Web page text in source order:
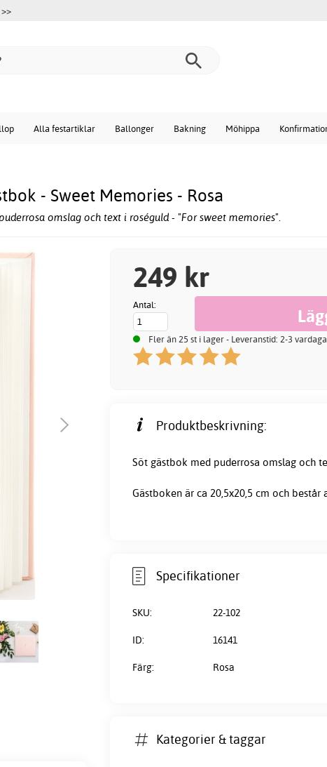
Alla festartiklar Ballonger Bakning Möhippa
- Sweet Memories - Rosa
omslag och text i roséguld - "For sweet memories".
249 kr
Antal:
Fler än 25 st i lager - Leveranstid: 2-3
Produktbeskrivning:
Söt gästbok med puderrosa omslag och
Gästboken är ca 20,5x20,5 cm och består
Specifikationer
SKU: 22-102
ID: 16141
Färg: Rosa
Kategorier & taggar